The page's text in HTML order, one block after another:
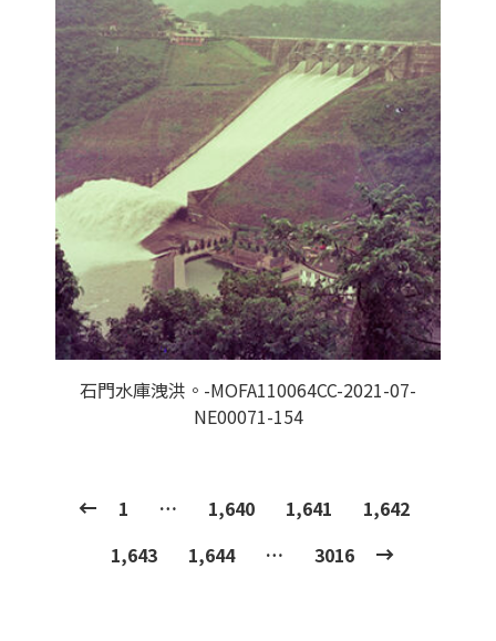
石門水庫洩洪。-MOFA110064CC-2021-07-
NE00071-154
1 … 1,640 1,641
1,642
1,643
1,644 … 3016